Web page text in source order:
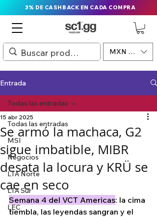
3% DE CASHBACK EN CADA COMPRA
MXN ($)
Entrada
Todas las entradas
MSI
Negocios
LTA Norte
LTA Sur
LEC
Todas las entradas
Se armó la machaca, G2
sigue imbatible, MIBR
desata la locura y KRÜ se
cae en seco
15 abr 2025
Semana 4 del VCT Americas: la cima
tiembla, las leyendas sangran y el